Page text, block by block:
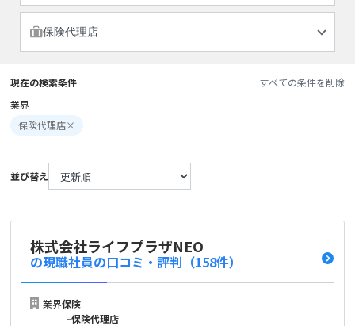
保険代理店
現在の検索条件
すべての条件を削除
業界
保険代理店×
並び替え
株式会社ライフプラザNEO
の現職社員の口コミ・評判 （158件）
業界保険
└保険代理店